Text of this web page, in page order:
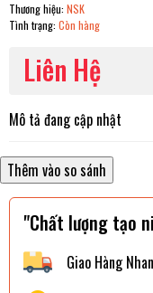
Thương hiệu: NSK
Tình trạng: Còn hàng
Liên Hệ
Mô tả đang cập nhật
"Chất lượng tạo
Giao Hàng